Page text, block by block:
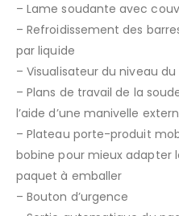
– Lame soudante avec
– Refroidissement des
par liquide
– Visualisateur du niveau
– Plans de travail de la
l’aide d’une manivelle
– Plateau porte-produit
bobine pour mieux adapter
paquet à emballer
– Bouton d’urgence